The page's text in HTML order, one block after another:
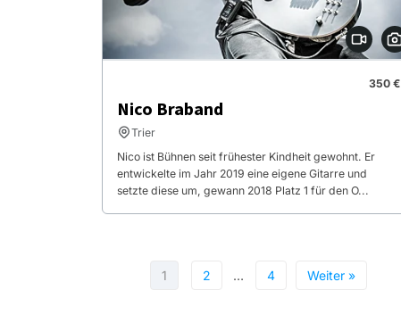
350 €
Nico Braband
Trier
Nico ist Bühnen seit frühester Kindheit gewohnt. Er
entwickelte im Jahr 2019 eine eigene Gitarre und
setzte diese um, gewann 2018 Platz 1 für den O...
1 2 … 4 Weiter »